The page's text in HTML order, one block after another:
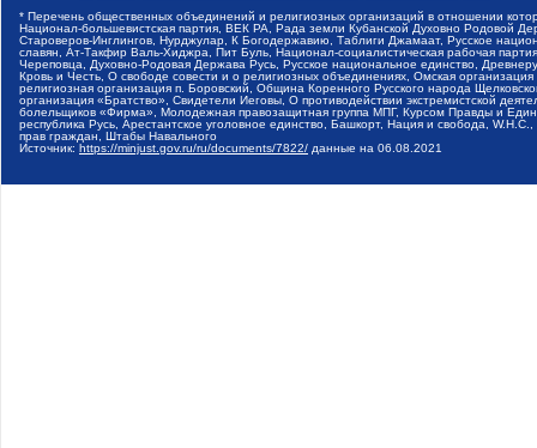
* Перечень общественных объединений и религиозных организаций в отношении
Национал-большевистская партия, ВЕК РА, Рада земли Кубанской Духовно Родовой
Староверов-Инглингов, Нурджулар, К Богодержавию, Таблиги Джамаат, Русское
славян, Ат-Такфир Валь-Хиджра, Пит Буль, Национал-социалистическая рабочая
Череповца, Духовно-Родовая Держава Русь, Русское национальное единство,
Кровь и Честь, О свободе совести и о религиозных объединениях, Омская
религиозная организация п. Боровский, Община Коренного Русского народа
организация «Братство», Свидетели Иеговы, О противодействии экстремистской
болельщиков «Фирма», Молодежная правозащитная группа МПГ, Курсом Правды и
республика Русь, Арестантское уголовное единство, Башкорт, Нация и свобода,
прав граждан, Штабы Навального
Источник: https://minjust.gov.ru/ru/documents/7822/ данные на 06.08.2021